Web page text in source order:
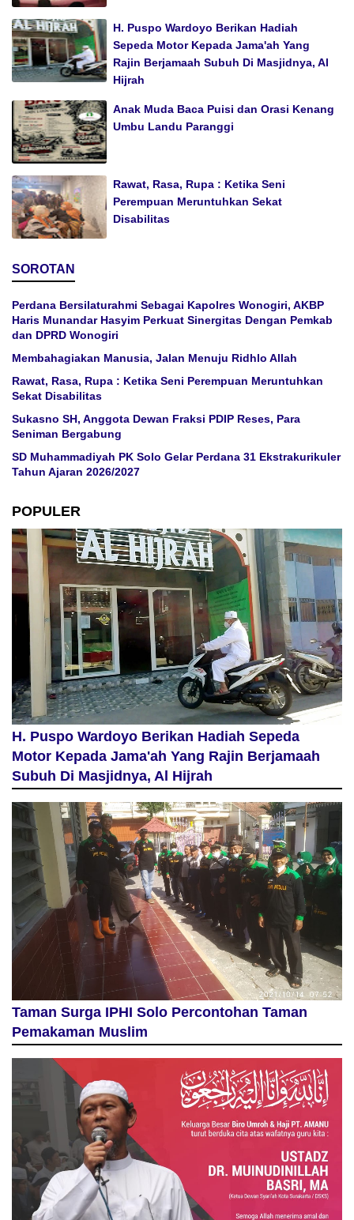
H. Puspo Wardoyo Berikan Hadiah
Sepeda Motor Kepada Jama'ah Yang
Rajin Berjamaah Subuh Di Masjidnya, Al
Hijrah
Anak Muda Baca Puisi dan Orasi Kenang
Umbu Landu Paranggi
Rawat, Rasa, Rupa : Ketika Seni
Perempuan Meruntuhkan Sekat
Disabilitas
SOROTAN
Perdana Bersilaturahmi Sebagai Kapolres Wonogiri, AKBP
Haris Munandar Hasyim Perkuat Sinergitas Dengan Pemkab
dan DPRD Wonogiri
Membahagiakan Manusia, Jalan Menuju Ridhlo Allah
Rawat, Rasa, Rupa : Ketika Seni Perempuan Meruntuhkan
Sekat Disabilitas
Sukasno SH, Anggota Dewan Fraksi PDIP Reses, Para
Seniman Bergabung
SD Muhammadiyah PK Solo Gelar Perdana 31 Ekstrakurikuler
Tahun Ajaran 2026/2027
POPULER
H. Puspo Wardoyo Berikan Hadiah Sepeda
Motor Kepada Jama'ah Yang Rajin Berjamaah
Subuh Di Masjidnya, Al Hijrah
Taman Surga IPHI Solo Percontohan Taman
Pemakaman Muslim